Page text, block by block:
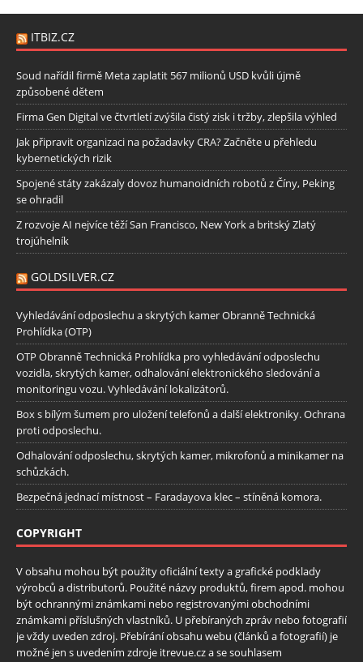
ITBIZ.CZ
Soud nařídil firmě Meta zaplatit 567 milionů USD kvůli újmě
způsobené dětem
Firma Gen Digital ve čtvrtletí zvýšila čistý zisk i tržby, zlepšila výhled
Jak připravit organizaci na požadavky CRA? Začněte u přehledu
kybernetických rizik
Spojené státy zakázaly dovoz humanoidních robotů z Číny, Peking
se ohradil
Z rozvoje AI nejvíce těží San Francisco, New York a britský Zlatý
trojúhelník
GOLDSILVER.CZ
Vyhledávání odposlechu a skrytých kamer Obranně Technická
Prohlídka (OTP)
OTP Obranně Technická Prohlídka pro vyhledávání odposlechu
vozidla, skrytých kamer, odhalování elektronického sledování a
monitoringu vozu. Vyhledávání lokalizátorů.
Box s bílým šumem pro uložení telefonů a další elektroniky. Ochrana
proti odposlechu.
Odhalování odposlechu, skrytých kamer, mikrofonů a minikamer na
schůzkách.
Bezpečná jednací místnost – Faradayova klec – stíněná komora.
COPYRIGHT
V obsahu mohou být použity oficiální texty a grafické podklady
výrobců a distributorů. Použité názvy produktů, firem apod. mohou
být ochrannými známkami nebo registrovanými obchodními
známkami příslušných vlastníků. U přebíraných zpráv nebo fotografií
je vždy uveden zdroj. Přebírání obsahu webu (článků a fotografií) je
možné jen s uvedením zdroje itrevue.cz a se souhlasem